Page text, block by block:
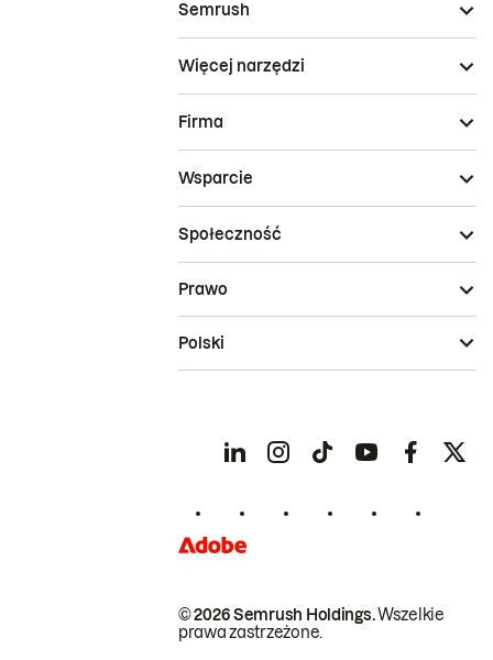
Semrush
Więcej narzędzi
Firma
Wsparcie
Społeczność
© 2026 Semrush Holdings.Wszelkie
prawa zastrzeżone.
Prawo
Polski